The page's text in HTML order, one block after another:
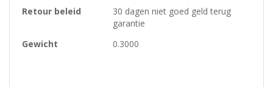
Retour beleid
30 dagen niet goed geld terug
garantie
Gewicht
0.3000